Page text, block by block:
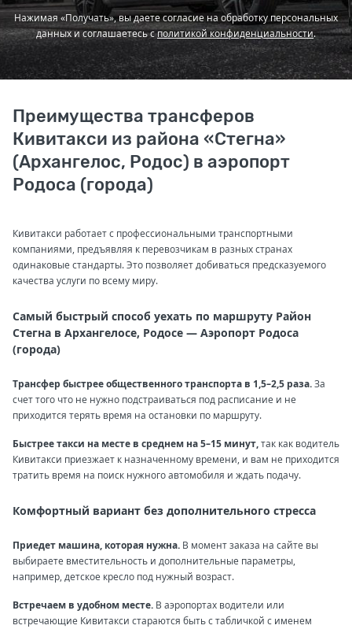
Нажимая «Получать», вы даете согласие на обработку персональных
данных и соглашаетесь сполитикой конфиденциальности.
Преимущества трансферов
Кивитакси из района «Стегна»
(Архангелос, Родос) в аэропорт
Родоса (города)
Кивитакси работает с профессиональными транспортными
компаниями, предъявляя к перевозчикам в разных странах
одинаковые стандарты. Это позволяет добиваться предсказуемого
качества услуги по всему миру.
Самый быстрый способ уехать по маршруту Район
Стегна в Архангелосе, Родосе — Аэропорт Родоса
(города)
Трансфер быстрее общественного транспорта в 1,5–2,5 раза.За
счет того что не нужно подстраиваться под расписание и не
приходится терять время на остановки по маршруту.
Быстрее такси на месте в среднем на 5–15 минут,так как водитель
Кивитакси приезжает к назначенному времени, и вам не приходится
тратить время на поиск нужного автомобиля и ждать подачу.
Комфортный вариант без дополнительного стресса
Приедет машина, которая нужна. В момент заказа на сайте вы
выбираете вместительность и дополнительные параметры,
например, детское кресло под нужный возраст.
Встречаем в удобном месте. В аэропортах водители или
встречающие Кивитакси стараются быть с табличкой с именем